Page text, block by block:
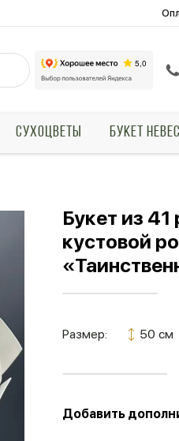
СУХОЦВЕТЫ БУКЕТ
Букет из
кустовой
Размер: 50 см
Добавить